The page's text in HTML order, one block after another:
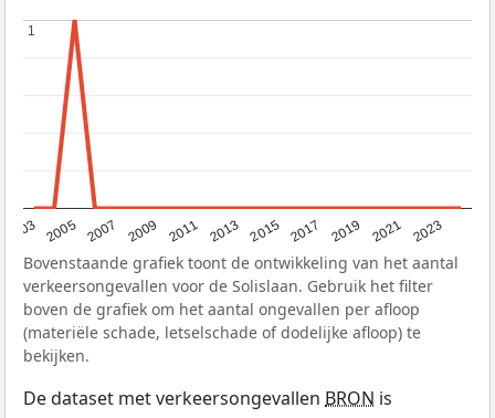
2003 2005 2007 2009 2011 2013 2015 2017 2019 2021 2023
1
1
Bovenstaande grafiek toont de ontwikkeling van het aantal
verkeersongevallen voor de Solislaan. Gebruik het filter
boven de grafiek om het aantal ongevallen per afloop
(materiële schade, letselschade of dodelijke afloop) te
bekijken.
De dataset met verkeersongevallen BRON is